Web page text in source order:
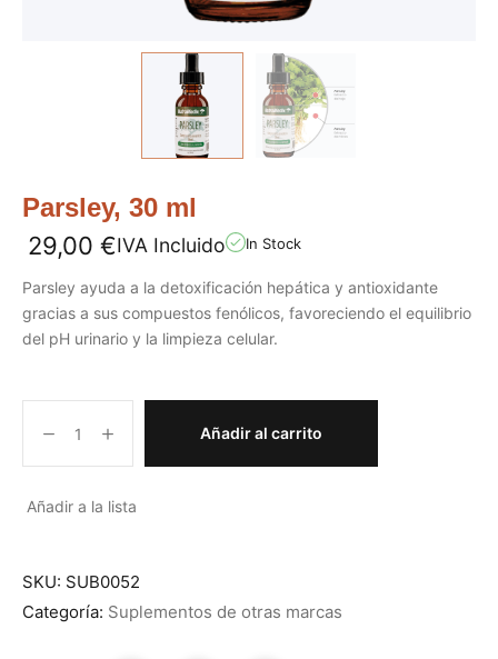
Parsley, 30 ml
29,00 €IVA Incluido In Stock
Parsley ayuda a la detoxificación hepática y antioxidante
gracias a sus compuestos fenólicos, favoreciendo el equilibrio
del pH urinario y la limpieza celular.
Añadir al carrito
Añadir a la lista
SKU: SUB0052
Categoría: Suplementos de otras marcas